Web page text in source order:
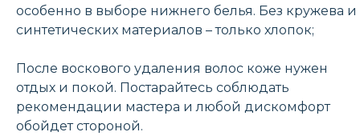
особенно в выборе нижнего белья. Без кружева и
синтетических материалов – только хлопок;
После воскового удаления волос коже нужен
отдых и покой. Постарайтесь соблюдать
рекомендации мастера и любой дискомфорт
обойдет стороной.